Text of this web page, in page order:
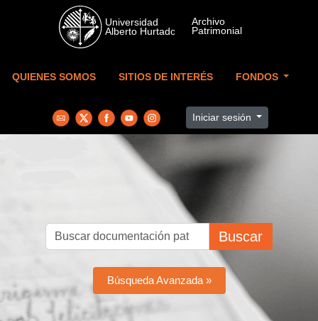
Skip to main content
QUIENES SOMOS SITIOS DE INTERÉS FONDOS
Iniciar sesión
Buscar
Búsqueda Avanzada »